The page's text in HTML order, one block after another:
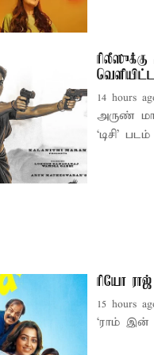
14 hours
அருண்
‘டிசி’
ரியோ
15 hours
‘ராம்